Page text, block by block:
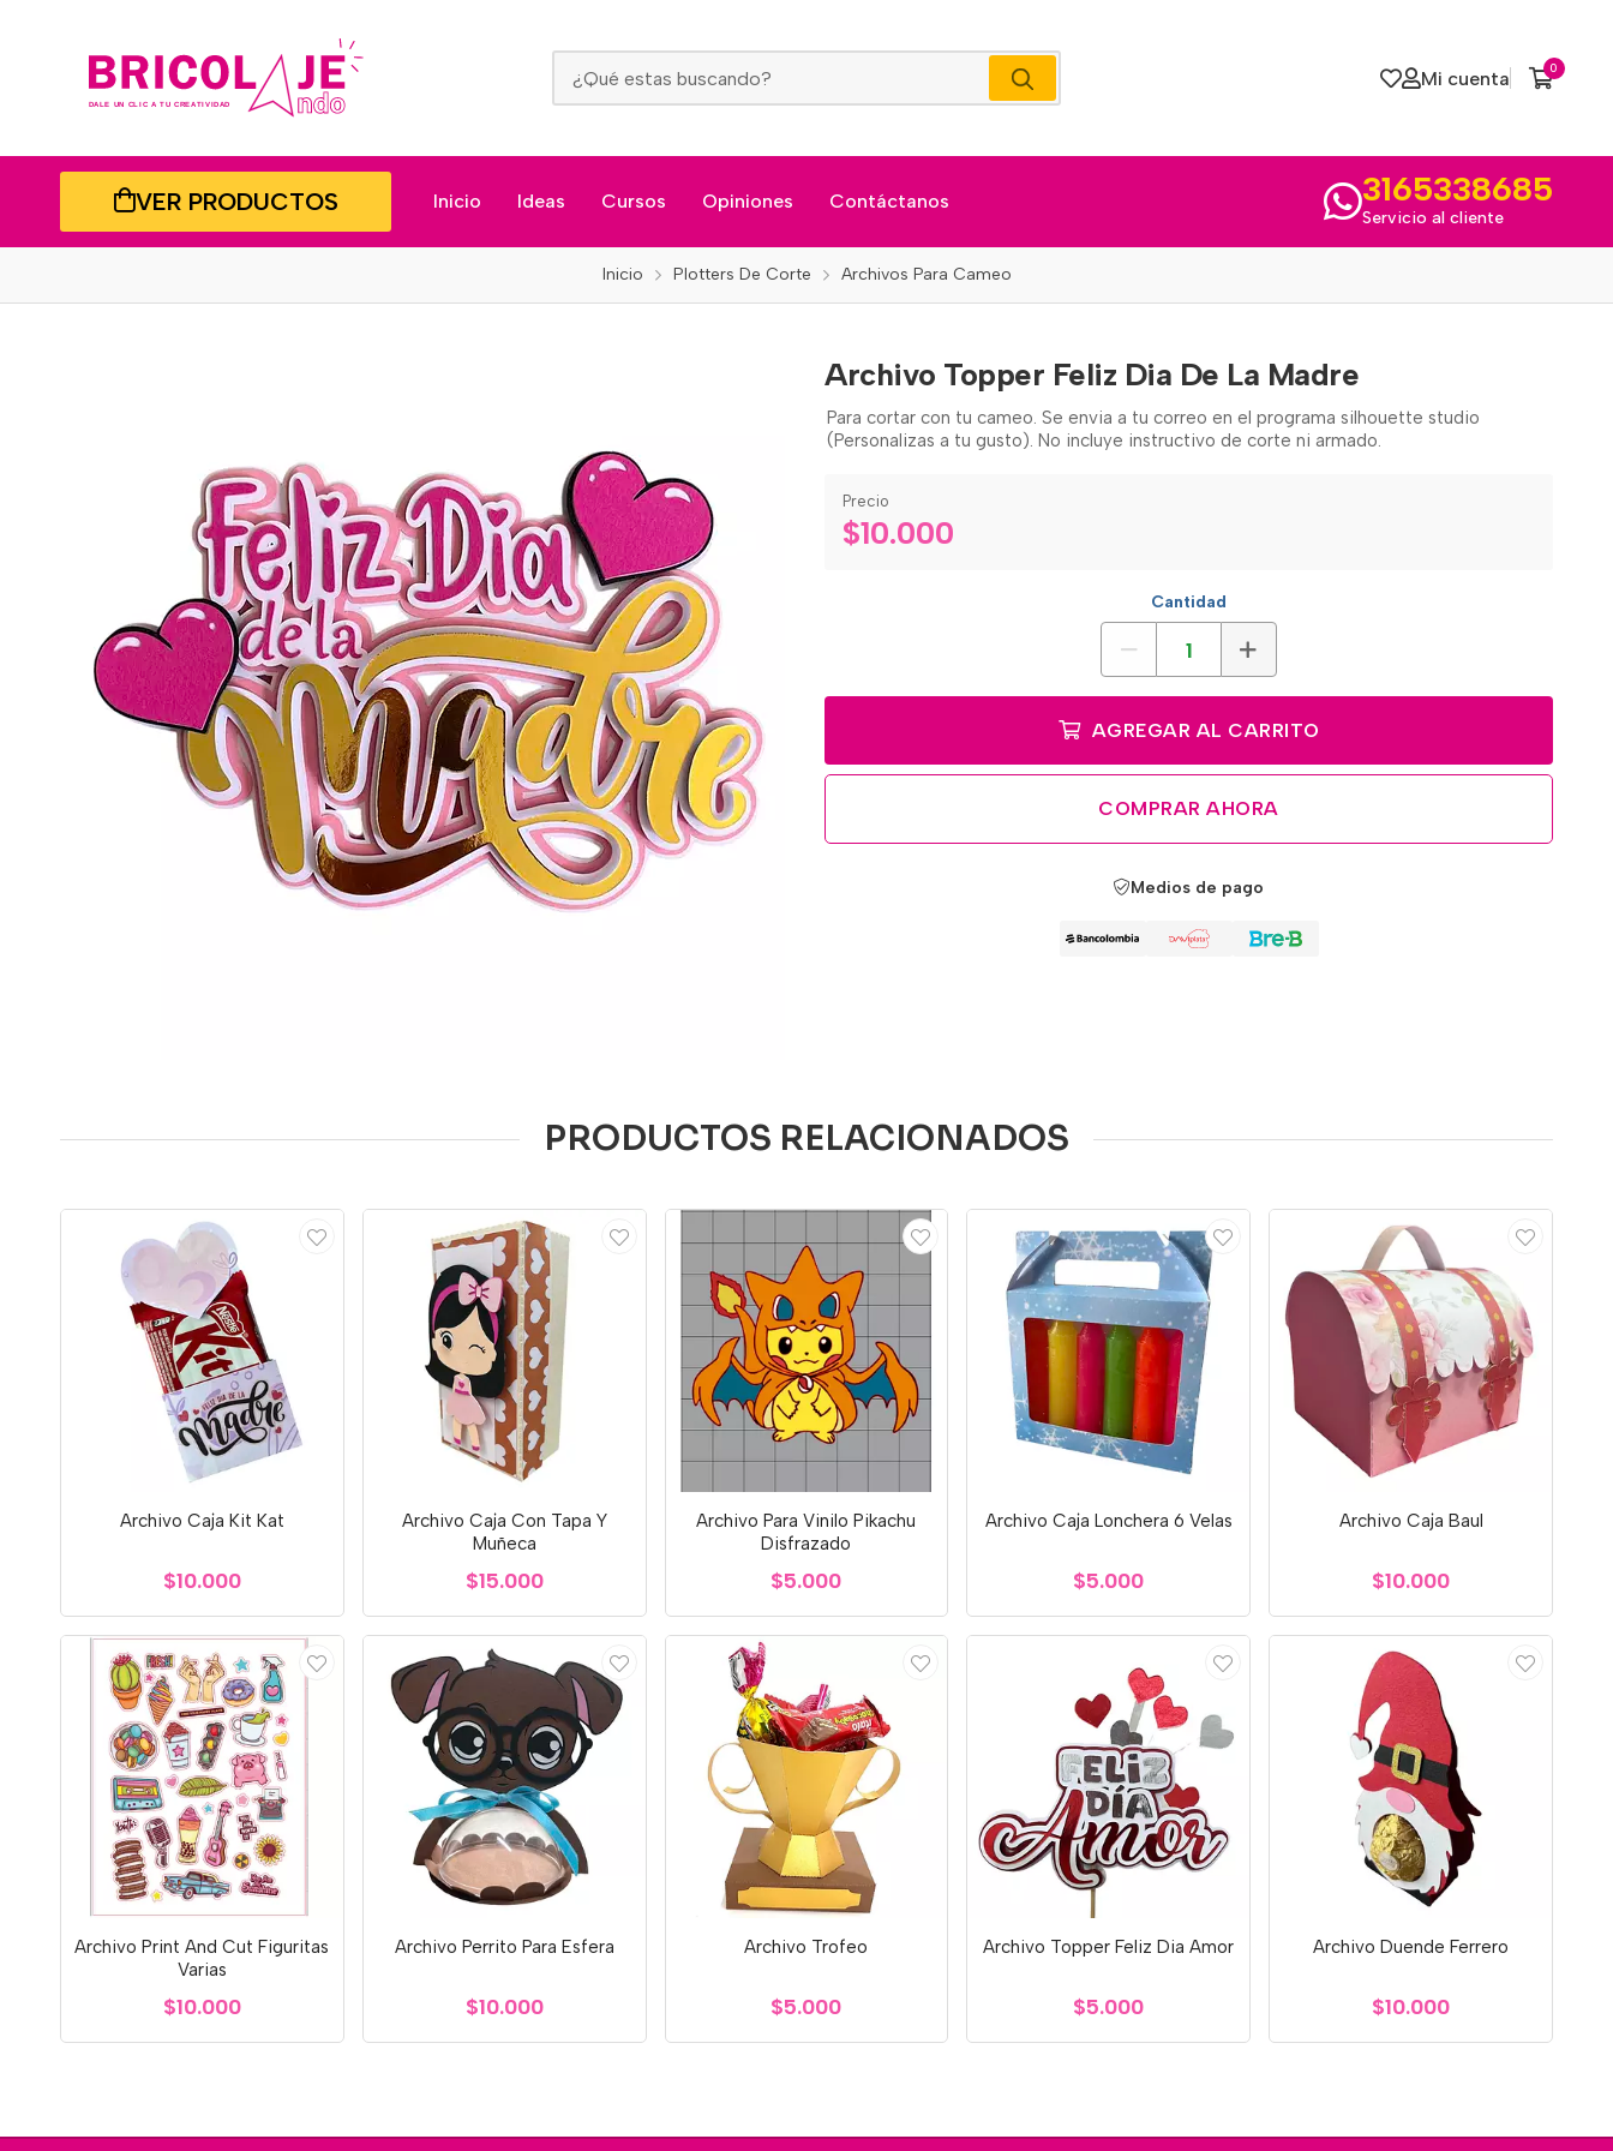
Mi cuenta 0
VER PRODUCTOS Inicio Ideas Cursos Opiniones Contáctanos 3165338685
Servicio al cliente
Inicio Plotters De Corte Archivos Para Cameo
Archivo Topper Feliz Dia De La Madre
Para cortar con tu cameo. Se envia a tu correo en el programa silhouette studio
(Personalizas a tu gusto). No incluye instructivo de corte ni armado.
Precio
$10.000
Cantidad
AGREGAR AL CARRITO
COMPRAR AHORA
Medios de pago
PRODUCTOS RELACIONADOS
Archivo Caja Kit Kat
$10.000
Archivo Caja Con Tapa Y
Muñeca
$15.000
Archivo Para Vinilo Pikachu
Disfrazado
$5.000
Archivo Caja Lonchera 6 Velas
$5.000
Archivo Caja Baul
$10.000
Archivo Print And Cut Figuritas
Varias
$10.000
Archivo Perrito Para Esfera
$10.000
Archivo Trofeo
$5.000
Archivo Topper Feliz Dia Amor
$5.000
Archivo Duende Ferrero
$10.000